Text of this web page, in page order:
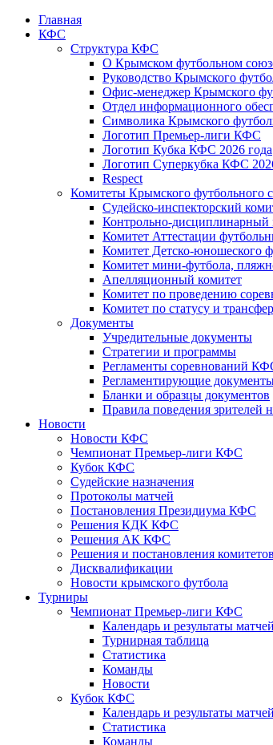
Главная
КФС
Структура КФС
О Крымском футбольном
Руководство Крымского
Офис-менеджер Крымского
Отдел информационного
Символика Крымского
Логотип Премьер-лиги КФС
Логотип Кубка КФС 2026 года
Логотип Суперкубка КФС
Respect
Комитеты Крымского футбольного
Судейско-инспекторский
Контрольно-дисциплинарный
Комитет Аттестации
Комитет Детско-юношеского
Комитет мини-футбола,
Апелляционный комитет
Комитет по проведению
Комитет по статусу и
Документы
Учредительные документы
Стратегии и программы
Регламенты соревнований
Регламентирующие
Бланки и образцы документов
Правила поведения зрителей
Новости
Новости КФС
Чемпионат Премьер-лиги КФС
Кубок КФС
Судейские назначения
Протоколы матчей
Постановления Президиума КФС
Решения КДК КФС
Решения АК КФС
Решения и постановления комитетов
Дисквалификации
Новости крымского футбола
Турниры
Чемпионат Премьер-лиги КФС
Календарь и результаты матчей
Турнирная таблица
Статистика
Команды
Новости
Кубок КФС
Календарь и результаты матчей
Статистика
Команды